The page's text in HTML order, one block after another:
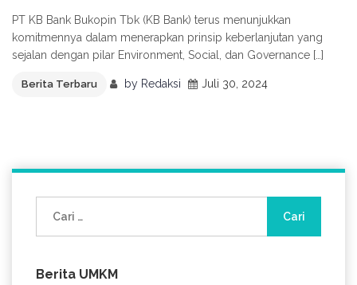
PT KB Bank Bukopin Tbk (KB Bank) terus menunjukkan
komitmennya dalam menerapkan prinsip keberlanjutan yang
sejalan dengan pilar Environment, Social, dan Governance […]
Berita Terbaru by Redaksi Juli 30, 2024
untuk:
Berita UMKM